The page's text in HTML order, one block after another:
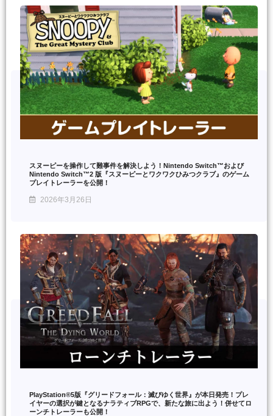
スヌーピーを操作して難事件を解決しよう！Nintendo Switch™および
Nintendo Switch™2 版『スヌーピーとワクワクひみつクラブ』のゲーム
プレイトレーラーを公開！
2026年3月26日
PlayStation®5版『グリードフォール：滅びゆく世界』が本日発売！プレ
イヤーの選択が鍵となるナラティブRPGで、新たな旅に出よう！併せてロ
ーンチトレーラーも公開！